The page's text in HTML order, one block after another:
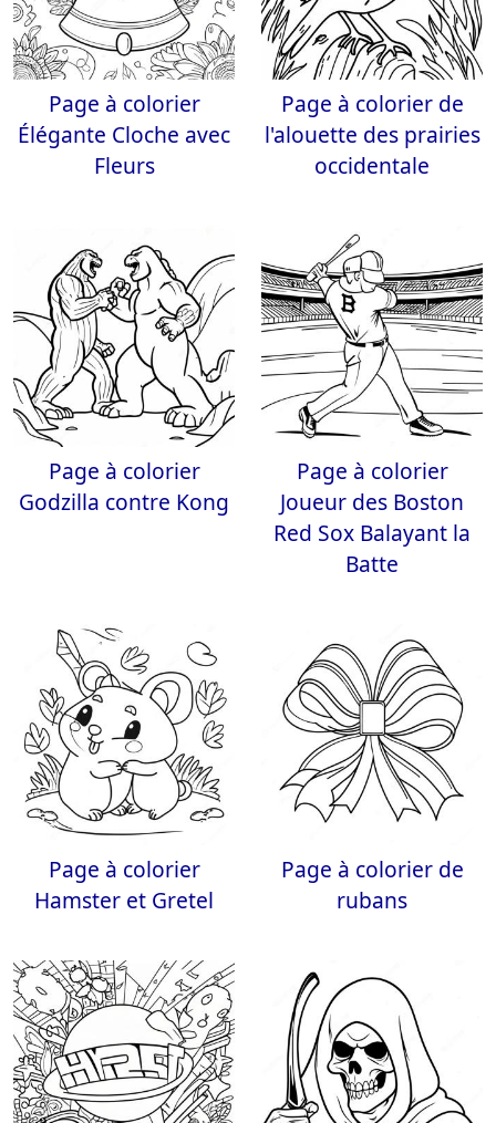
Page à colorier
Élégante Cloche avec
Fleurs
Page à colorier de
l'alouette des prairies
occidentale
Page à colorier
Godzilla contre Kong
Page à colorier
Joueur des Boston
Red Sox Balayant la
Batte
Page à colorier
Hamster et Gretel
Page à colorier de
rubans